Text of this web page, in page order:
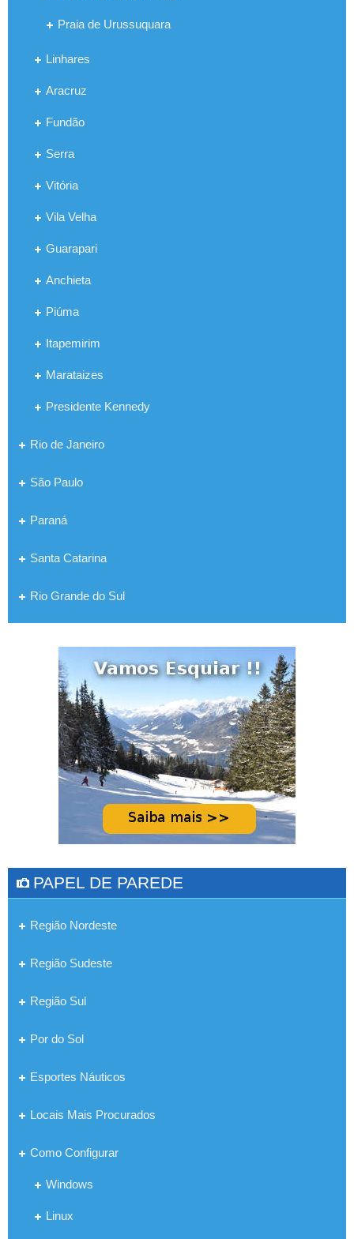
Praia de Urussuquara
Linhares
Aracruz
Fundão
Serra
Vitória
Vila Velha
Guarapari
Anchieta
Piúma
Itapemirim
Marataizes
Presidente Kennedy
Rio de Janeiro
São Paulo
Paraná
Santa Catarina
Rio Grande do Sul
PAPEL DE PAREDE
Região Nordeste
Região Sudeste
Região Sul
Por do Sol
Esportes Náuticos
Locais Mais Procurados
Como Configurar
Windows
Linux